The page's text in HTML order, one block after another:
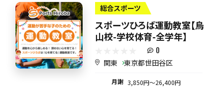
総合スポーツ
スポーツひろば運動教室【烏
山校-学校体育-全学年】
0
関東 東京都世田谷区
月謝 3,850円〜26,400円